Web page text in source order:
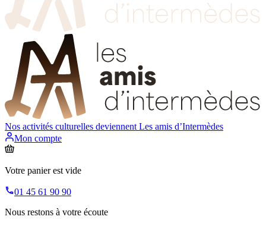
Nos activités culturelles deviennent Les amis d’Intermèdes
Mon compte
Votre panier est vide
01 45 61 90 90
Nous restons à votre écoute